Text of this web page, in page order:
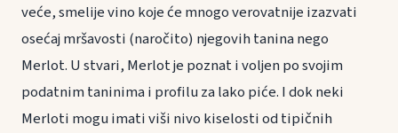
veće, smelije vino koje će mnogo verovatnije izazvati
osećaj mršavosti (naročito) njegovih tanina nego
Merlot. U stvari, Merlot je poznat i voljen po svojim
podatnim taninima i profilu za lako piće. I dok neki
Merloti mogu imati viši nivo kiselosti od tipičnih